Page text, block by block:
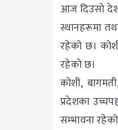
आज दिउसो
स्थानहरूमा
रहेको छ।
रहेको छ।
कोशी,
प्रदेशका
सम्भावना